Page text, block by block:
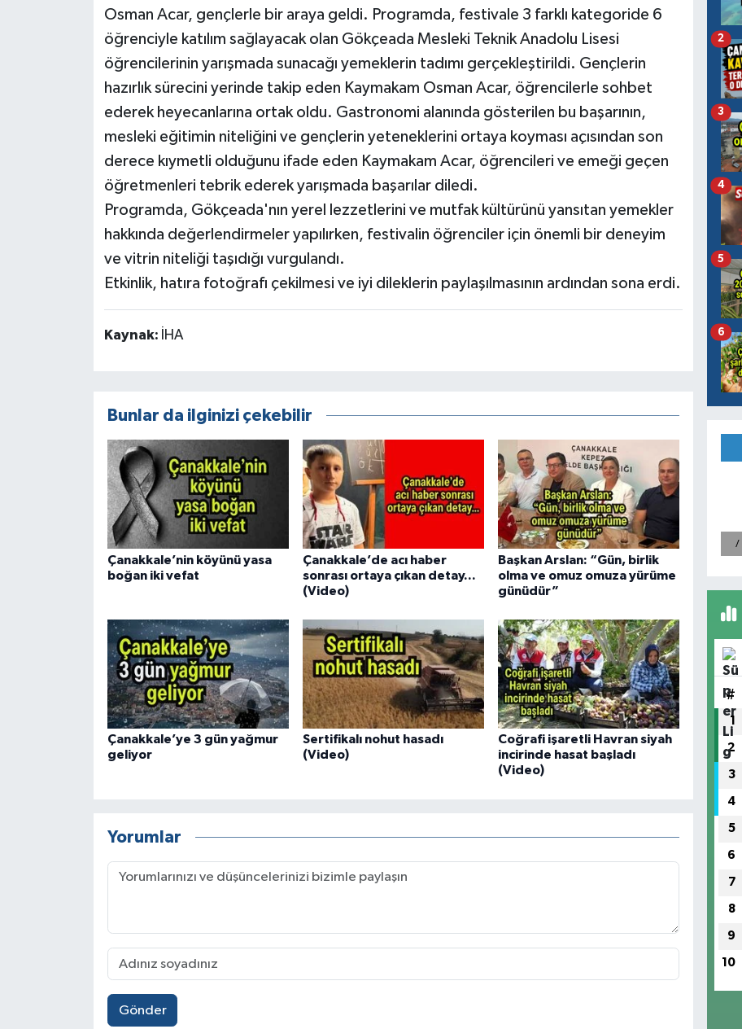
Osman Acar, gençlerle bir araya geldi. Programda, festivale 3 farklı kategoride 6
öğrenciyle katılım sağlayacak olan Gökçeada Mesleki Teknik Anadolu Lisesi
öğrencilerinin yarışmada sunacağı yemeklerin tadımı gerçekleştirildi. Gençlerin
hazırlık sürecini yerinde takip eden Kaymakam Osman Acar, öğrencilerle sohbet
ederek heyecanlarına ortak oldu. Gastronomi alanında gösterilen bu başarının,
mesleki eğitimin niteliğini ve gençlerin yeteneklerini ortaya koyması açısından son
derece kıymetli olduğunu ifade eden Kaymakam Acar, öğrencileri ve emeği geçen
öğretmenleri tebrik ederek yarışmada başarılar diledi.
Programda, Gökçeada'nın yerel lezzetlerini ve mutfak kültürünü yansıtan yemekler
hakkında değerlendirmeler yapılırken, festivalin öğrenciler için önemli bir deneyim
ve vitrin niteliği taşıdığı vurgulandı.
Etkinlik, hatıra fotoğrafı çekilmesi ve iyi dileklerin paylaşılmasının ardından sona erdi.
Kaynak: İHA
Bunlar da ilginizi çekebilir
Çanakkale’nin köyünü yasa
boğan iki vefat
Çanakkale’de acı haber
sonrası ortaya çıkan detay...
(Video)
Başkan Arslan: “Gün, birlik
olma ve omuz omuza yürüme
günüdür”
Çanakkale’ye 3 gün yağmur
geliyor
Sertifikalı nohut hasadı
(Video)
Coğrafi işaretli Havran siyah
incirinde hasat başladı
(Video)
Yorumlar
Gönder
2
3
4
5
6
#
1
2
3
4
5
6
7
8
9
10